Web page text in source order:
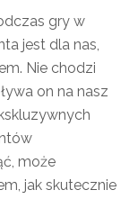
gry w
jest dla nas,
Nie chodzi
on na nasz
może
jak skutecznie